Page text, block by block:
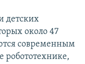
детских
около 47
современным
робототехнике,